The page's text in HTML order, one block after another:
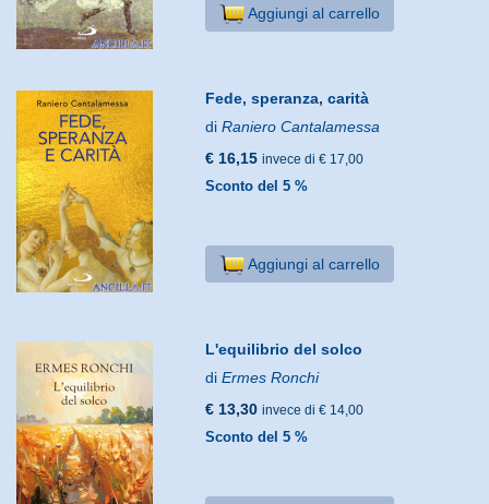
Aggiungi al carrello
Fede, speranza, carità
diRaniero Cantalamessa
€ 16,15 invece di € 17,00
Sconto del 5 %
Aggiungi al carrello
L'equilibrio del solco
diErmes Ronchi
€ 13,30 invece di € 14,00
Sconto del 5 %